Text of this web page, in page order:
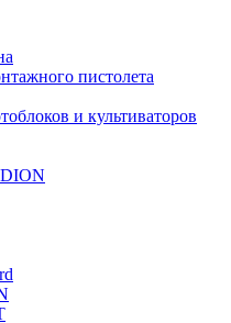
пистолета
и культиваторов